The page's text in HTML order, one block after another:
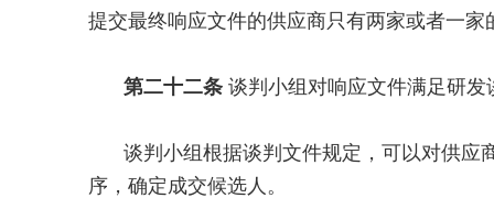
提交最终响应文件的供应商只有两家或者一
第二十二条 谈判小组对响应文件满足研
谈判小组根据谈判文件规定，可以对供应
序，确定成交候选人。